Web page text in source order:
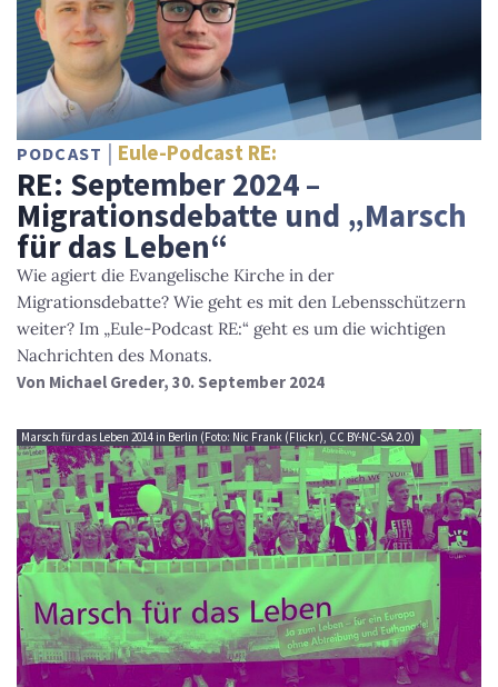
PODCAST Eule-Podcast RE:
RE: September 2024 –
Migrationsdebatte und „Marsch
für das Leben“
Wie agiert die Evangelische Kirche in der
Migrationsdebatte? Wie geht es mit den Lebensschützern
weiter? Im „Eule-Podcast RE:“ geht es um die wichtigen
Nachrichten des Monats.
Von Michael Greder, 30. September 2024
Marsch für das Leben 2014 in Berlin (Foto: Nic Frank (Flickr), CC BY-NC-SA 2.0)